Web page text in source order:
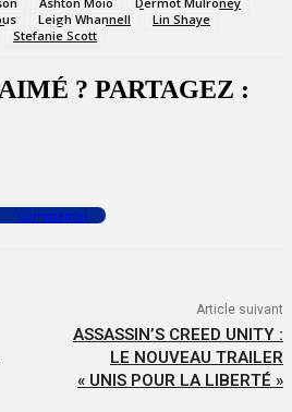
Leigh Whannell
Lin Shaye
Stefanie Scott
? PARTAGEZ :
Commenter
Article suivant
ASSASSIN’S CREED UNITY :
LE NOUVEAU TRAILER
« UNIS POUR LA LIBERTÉ »